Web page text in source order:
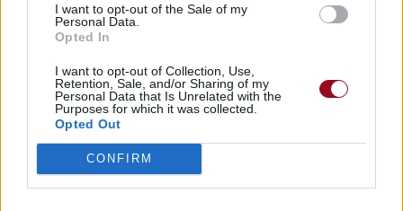
I want to opt-out of the Sale of my
Personal Data.
Opted In
I want to opt-out of Collection, Use,
Retention, Sale, and/or Sharing of my
Personal Data that Is Unrelated with the
Purposes for which it was collected.
Opted Out
CONFIRM